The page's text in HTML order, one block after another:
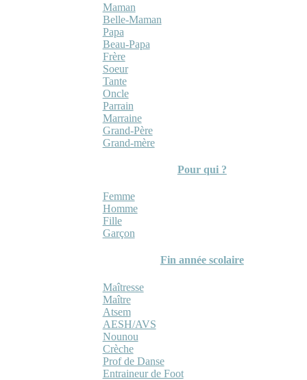
Maman
Belle-Maman
Papa
Beau-Papa
Frère
Soeur
Tante
Oncle
Parrain
Marraine
Grand-Père
Grand-mère
Pour qui ?
Femme
Homme
Fille
Garçon
Fin année scolaire
Maîtresse
Maître
Atsem
AESH/AVS
Nounou
Crèche
Prof de Danse
Entraineur de Foot